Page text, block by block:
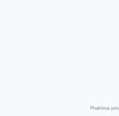
Phakhinai